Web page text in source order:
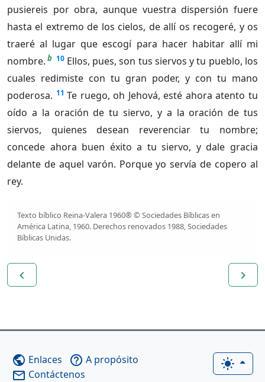
pusiereis por obra, aunque vuestra dispersión fuere
hasta el extremo de los cielos, de allí os recogeré, y os
traeré al lugar que escogí para hacer habitar allí mi
nombre. b 10 Ellos, pues, son tus siervos y tu pueblo, los
cuales redimiste con tu gran poder, y con tu mano
poderosa. 11 Te ruego, oh Jehová, esté ahora atento tu
oído a la oración de tu siervo, y a la oración de tus
siervos, quienes desean reverenciar tu nombre;
concede ahora buen éxito a tu siervo, y dale gracia
delante de aquel varón. Porque yo servía de copero al
rey.
Texto bíblico Reina-Valera 1960® © Sociedades Bíblicas en
América Latina, 1960. Derechos renovados 1988, Sociedades
Bíblicas Unidas.
navigate_before navigate_next
light_mode
public Enlaces help_outline A propósito
mail_outline Contáctenos